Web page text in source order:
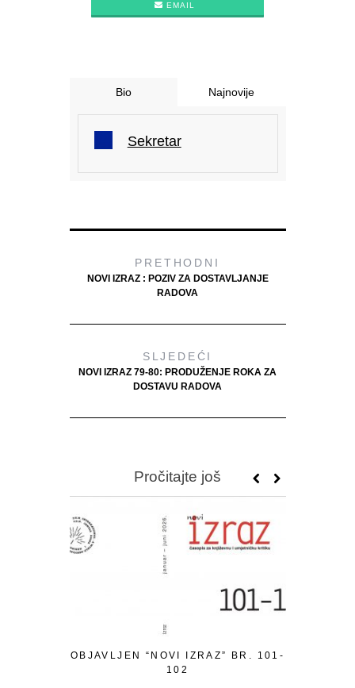
EMAIL
Bio Najnovije
Sekretar
PRETHODNI
NOVI IZRAZ : POZIV ZA DOSTAVLJANJE
RADOVA
SLJEDEĆI
NOVI IZRAZ 79-80: PRODUŽENJE ROKA ZA
DOSTAVU RADOVA
Pročitajte još
OBJAVLJEN “NOVI IZRAZ” BR. 101-
102